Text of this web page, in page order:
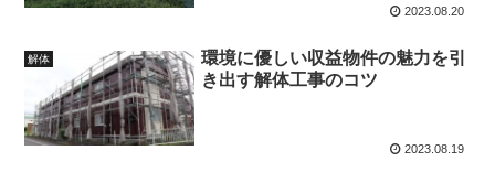
2023.08.20
解体
環境に優しい収益物件の魅力を引
き出す解体工事のコツ
2023.08.19